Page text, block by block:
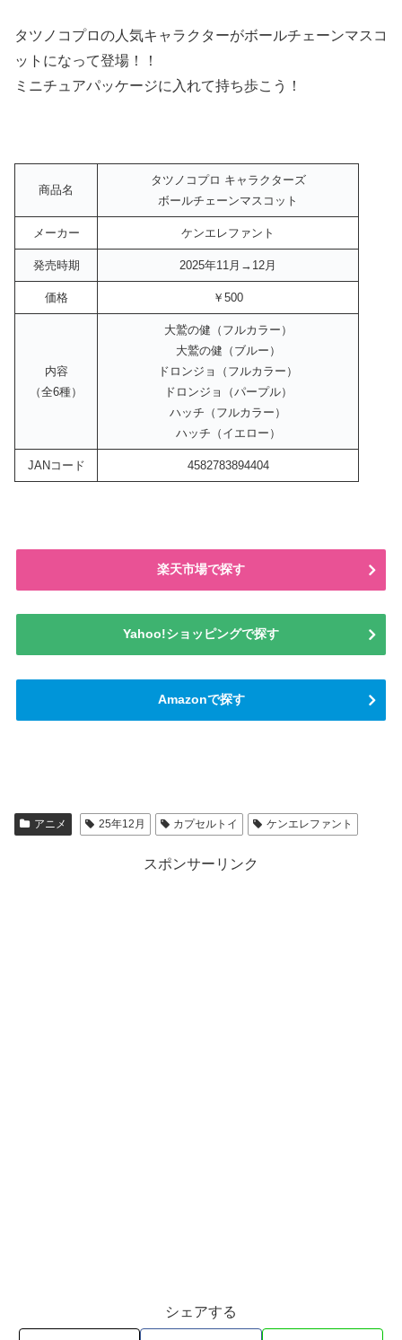
タツノコプロの人気キャラクターがボールチェーンマスコ
ットになって登場！！
ミニチュアパッケージに入れて持ち歩こう！
商品名
タツノコプロ キャラクターズ
ボールチェーンマスコット
メーカー ケンエレファント
発売時期 2025年11月→12月
価格 ￥500
内容
（全6種）
大鷲の健（フルカラー）
大鷲の健（ブルー）
ドロンジョ（フルカラー）
ドロンジョ（パープル）
ハッチ（フルカラー）
ハッチ（イエロー）
JANコード 4582783894404
楽天市場で探す
Yahoo!ショッピングで探す
Amazonで探す
アニメ 25年12月 カプセルトイ ケンエレファント
スポンサーリンク
シェアする